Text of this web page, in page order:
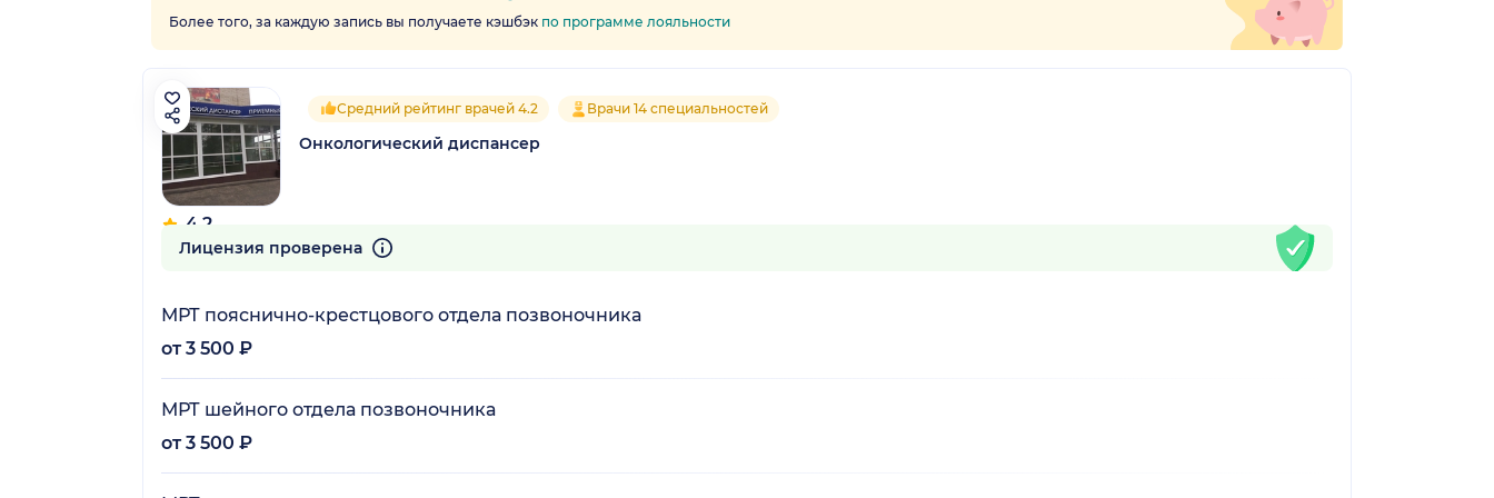
Более того, за каждую запись вы получаете кэшбэк по программе лояльности
4.2
28 отзывов
Средний рейтинг врачей 4.2 Врачи 14 специальностей
Онкологический диспансер
Лицензия проверена
МРТ пояснично-крестцового отдела позвоночника
от 3 500 ₽
МРТ шейного отдела позвоночника
от 3 500 ₽